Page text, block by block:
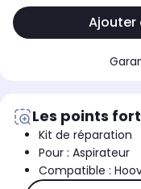
Ajouter
Les points
Kit de réparation
Pour : Aspirateur
Compatible :